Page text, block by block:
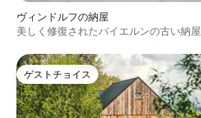
ヴィンドルフの納屋
美しく修復されたバイエルンの古い納屋
ゲストチョイス
ゲストチョイス